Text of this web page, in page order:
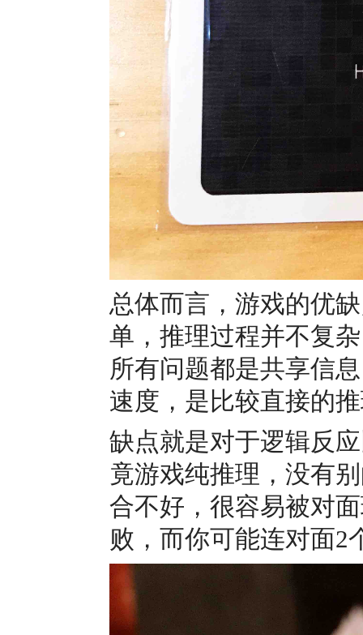
总体而言，游戏的优
单，推理过程并不复
所有问题都是共享信
速度，是比较直接的
缺点就是对于逻辑反
竟游戏纯推理，没有
合不好，很容易被对
败，而你可能连对面2